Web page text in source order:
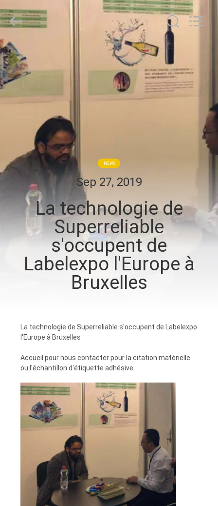
MAISON
PRODUITS
SUJET
DE
NOUS
VISITE
D'USINE
CONTRÔLE
CONTACTEZ-
NOUS
NOUVELLES
DEMANDEZ
UNE
CITATION
SUPERRELIABLE
TECHNOLOGY
CO,LTD.
Reserved.
NEWS
Sep 27, 2019
La technologie de
Superreliable
s'occupent de
Labelexpo l'Europe à
Bruxelles
La technologie de Superreliable s'occupent de Labelexpo
l'Europe à Bruxelles
Accueil pour nous contacter pour la citation matérielle
ou l'échantillon d'étiquette adhésive